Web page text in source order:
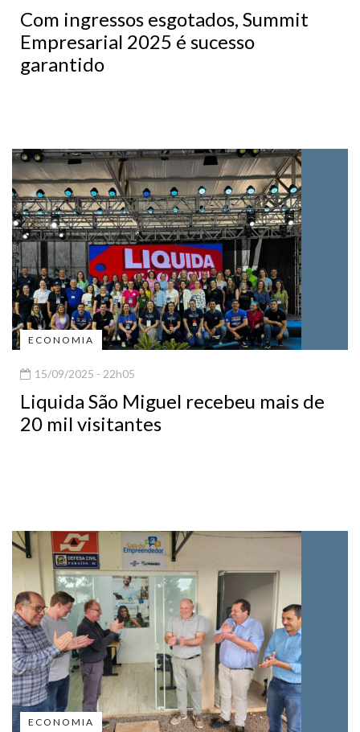
Com ingressos esgotados, Summit
Empresarial 2025 é sucesso
garantido
ECONOMIA
15/09/2025 - 22h05
Liquida São Miguel recebeu mais de
20 mil visitantes
ECONOMIA